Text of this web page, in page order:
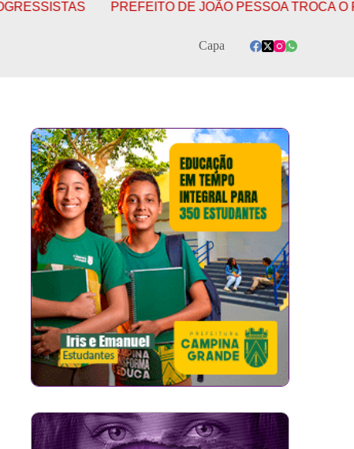
PREFEITO DE JOÃO PESSOA TROCA O PSB PELO PSDB
Capa